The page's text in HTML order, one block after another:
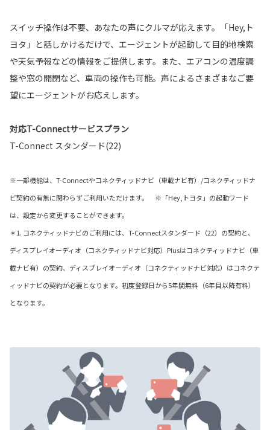
スイッチ操作は不要、あなたの声にクルマが応えます。「Hey,ト
ヨタ」と話しかけるだけで、エージェントが起動して目的地検索
や天気予報などの情報をご提供します。また、エアコンの温度調
整や窓の開閉など、車両の操作も可能。声によるさまざまなご要
望にエージェントがお応えします。
対応T-Connectサービスプラン
T-Connect スタンダード(22)
※一部機能は、T-Connectやコネクティッドナビ（車載ナビ有）/コネクティッドナ
ビ契約の有無に関わらずご利用いただけます。 ※「Hey,トヨタ」の起動ワード
は、設定から変更することができます。
＊1. コネクティッドナビのご利用には、T-Connectスタンダード（22）の契約と、
ディスプレイオーディオ（コネクティッドナビ対応）Plusはコネクティッドナビ（車
載ナビ有）の契約、ディスプレイオーディオ（コネクティッドナビ対応）はコネクテ
ィッドナビの契約が必要となります。初度登録日から5年間無料（6年目以降有料）
となります。